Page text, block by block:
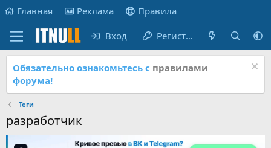
Главная Реклама Правила
Вход Регистрация
Обязательно ознакомьтесь с правилами
форума!
Теги
разработчик